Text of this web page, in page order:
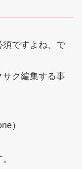
ですよね、で
サク編集する事
）